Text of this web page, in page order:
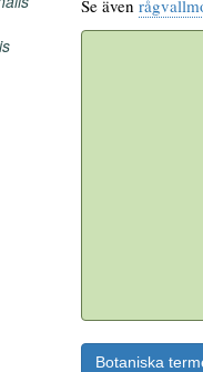
Se även
Botaniska